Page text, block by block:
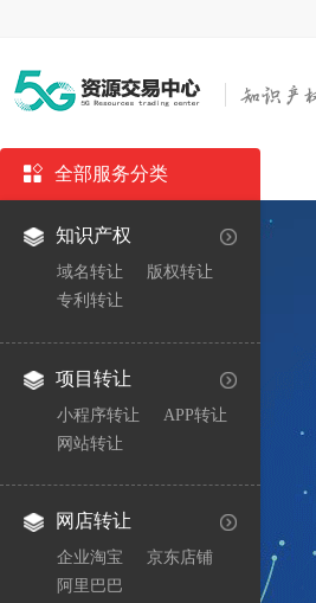
全部服务分类
知识产权
域名转让
版权转让
专利转让
项目转让
小程序转让
APP转让
网站转让
网店转让
企业淘宝
京东店铺
阿里巴巴